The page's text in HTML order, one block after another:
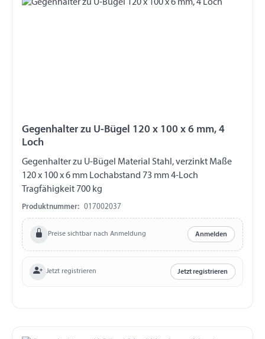
Gegenhalter zu U-Bügel 120 x 100 x 6 mm, 4
Loch
Gegenhalter zu U-Bügel Material Stahl, verzinkt Maße
120 x 100 x 6 mm Lochabstand 73 mm 4-Loch
Tragfähigkeit 700 kg
Produktnummer: 017002037
Preise sichtbar nach Anmeldung Anmelden
Jetzt registrieren Jetzt registrieren